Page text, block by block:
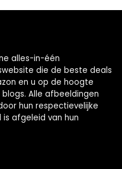
alles-in-één
die de beste deals
en u op de hoogte
Alle afbeeldingen
hun respectievelijke
afgeleid van hun